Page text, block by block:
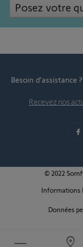
Posez votre
Besoin d’assistance ?
Recevez nos
© 2022
Informations
Données